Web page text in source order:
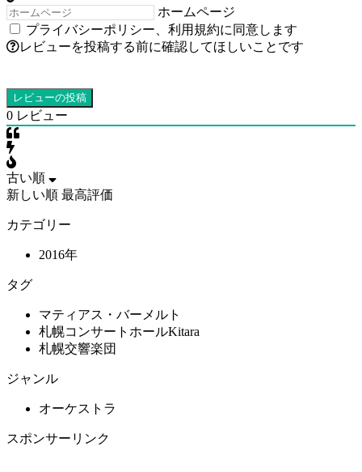
ホームページ
プライバシーポリシー
利用規約に同意します
レビューを投稿する前に確認してほしいことです
0 レビュー
古い順
新しい順 最高評価
カテゴリー
2016年
タグ
マティアス・バーメルト
札幌コンサートホールKitara
札幌交響楽団
ジャンル
オーケストラ
スポンサーリンク